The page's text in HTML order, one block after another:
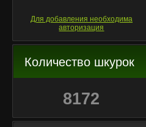
Для добавления необходима
авторизация
Количество шкурок
8172